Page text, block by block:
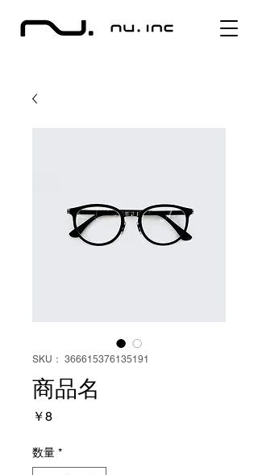
SKU： 366615376135191
商品名
￥8価
数量 *